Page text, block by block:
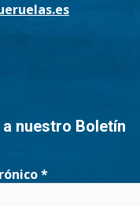
nuestro Boletín
*